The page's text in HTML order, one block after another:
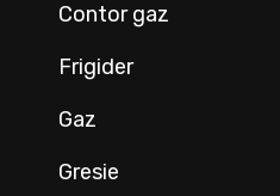
Contor gaz
Frigider
Gaz
Gresie